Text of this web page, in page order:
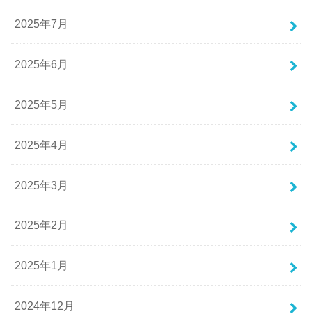
2025年7月
2025年6月
2025年5月
2025年4月
2025年3月
2025年2月
2025年1月
2024年12月